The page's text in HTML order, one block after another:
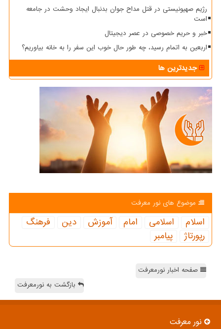
رژیم صهیونیستی در قتل مداح جوان بدنبال ایجاد وحشت در جامعه
است
خبر و حریم خصوصی در عصر دیجیتال
اربعین به اتمام رسید، چه طور حال خوب این سفر را به خانه بیاوریم؟
جدیدترین ها
موضوع های نور معرفت
اسلام اسلامی امام آموزش دین
فرهنگ
رپورتاژ
پیامبر
صفحه اخبار نورمعرفت
بازگشت به نورمعرفت
نور معرفت